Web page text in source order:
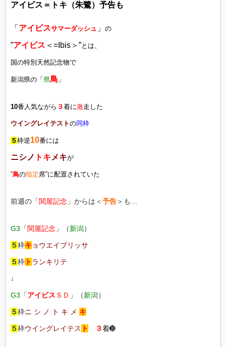
アイビス＝トキ（朱鷺）予告も
「 アイビスサマーダッシュ 」 の
”アイビス ＜=Ibis＞”とは、
国の特別天然記念物で
新潟県の「 県鳥 」
10番人気ながら ３着に激走した
ウイングレイテストの同枠
５枠逆10番には
ニシノ トキ メキが
”鳥の指定 席”に配置されていた
前週の「関屋記念 」からは＜予告＞も…
G3 「関屋記念 」（新潟）
５枠キ ョウエイブリッサ
５枠 トランキリテ
↓
G3 「アイビス ＳＤ 」（新潟）
５枠ニ シ ノ ト キ メ キ
５枠ウイングレイテス ト ３着➓